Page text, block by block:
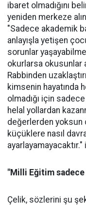
ibaret olmadığını
yeniden merkeze
"Sadece akademik
anlayışla yetişen
sorunlar
okurlarsa okusunlar
Rabbinden
kimsenin hayatında
olmadığı için
helal yollardan
değerlerden yoksun
küçüklere nasıl
"Milli Eğitim
Çelik, sözlerini şu